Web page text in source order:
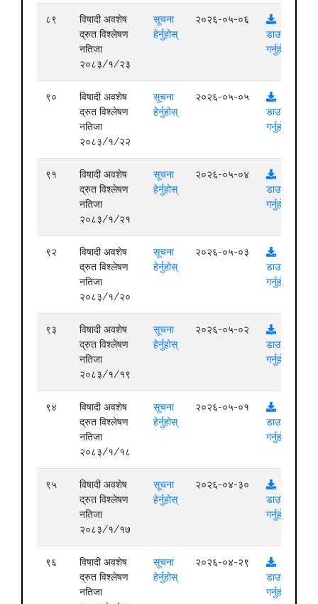
८९
विषादी अवशेष
द्रुत विश्लेषण
नतिजा
२०८३/१/२३
सूचना
हेर्नुहोस्
२०२६-०५-०६
डाउनलोड
गर्नुहोस्
९०
विषादी अवशेष
द्रुत विश्लेषण
नतिजा
२०८३/१/२२
सूचना
हेर्नुहोस्
२०२६-०५-०५
डाउनलोड
गर्नुहोस्
९१
विषादी अवशेष
द्रुत विश्लेषण
नतिजा
२०८३/१/२१
सूचना
हेर्नुहोस्
२०२६-०५-०४
डाउनलोड
गर्नुहोस्
९२
विषादी अवशेष
द्रुत विश्लेषण
नतिजा
२०८३/१/२०
सूचना
हेर्नुहोस्
२०२६-०५-०३
डाउनलोड
गर्नुहोस्
९३
विषादी अवशेष
द्रुत विश्लेषण
नतिजा
२०८३/१/१९
सूचना
हेर्नुहोस्
२०२६-०५-०२
डाउनलोड
गर्नुहोस्
९४
विषादी अवशेष
द्रुत विश्लेषण
नतिजा
२०८३/१/१८
सूचना
हेर्नुहोस्
२०२६-०५-०१
डाउनलोड
गर्नुहोस्
९५
विषादी अवशेष
द्रुत विश्लेषण
नतिजा
२०८३/१/१७
सूचना
हेर्नुहोस्
२०२६-०४-३०
डाउनलोड
गर्नुहोस्
९६
विषादी अवशेष
द्रुत विश्लेषण
नतिजा
सूचना
हेर्नुहोस्
२०२६-०४-२९
डाउनलोड
गर्नुहोस्